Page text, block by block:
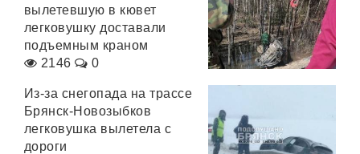
вылетевшую в кювет
легковушку доставали
подъемным краном
2146
0
Из-за снегопада на трассе
Брянск-Новозыбков
легковушка вылетела с
дороги